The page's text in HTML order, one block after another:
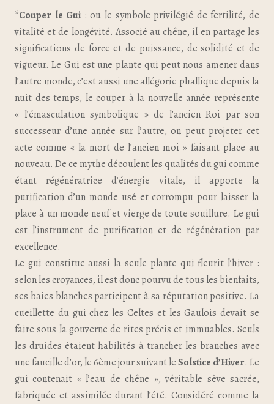
*Couper le Gui : ou le symbole privilégié de fertilité, de
vitalité et de longévité. Associé au chêne, il en partage les
significations de force et de puissance, de solidité et de
vigueur. Le Gui est une plante qui peut nous amener dans
l’autre monde, c’est aussi une allégorie phallique depuis la
nuit des temps, le couper à la nouvelle année représente
« l’émasculation symbolique » de l’ancien Roi par son
successeur d’une année sur l’autre, on peut projeter cet
acte comme « la mort de l’ancien moi » faisant place au
nouveau. De ce mythe découlent les qualités du gui comme
étant régénératrice d’énergie vitale, il apporte la
purification d’un monde usé et corrompu pour laisser la
place à un monde neuf et vierge de toute souillure. Le gui
est l’instrument de purification et de régénération par
excellence.
Le gui constitue aussi la seule plante qui fleurit l’hiver :
selon les croyances, il est donc pourvu de tous les bienfaits,
ses baies blanches participent à sa réputation positive. La
cueillette du gui chez les Celtes et les Gaulois devait se
faire sous la gouverne de rites précis et immuables. Seuls
les druides étaient habilités à trancher les branches avec
une faucille d’or, le 6ème jour suivant leSolstice d’Hiver. Le
gui contenait « l’eau de chêne », véritable sève sacrée,
fabriquée et assimilée durant l’été. Considéré comme la